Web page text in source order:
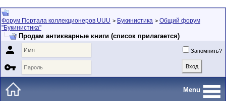
Форум Портала коллекционеров UUU > Букинистика > Общий форум
"Букинистика"
Продам антикварные книги (список прилагается)
 Запомнить?

Menu